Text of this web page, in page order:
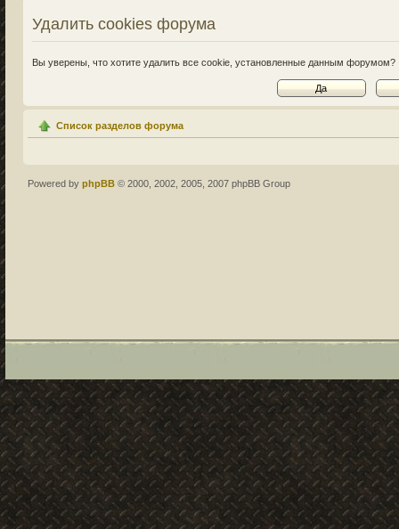
Удалить cookies форума
Вы уверены, что хотите удалить все cookie, установленные данным форумом?
Список разделов форума
Powered by phpBB © 2000, 2002, 2005, 2007 phpBB Group